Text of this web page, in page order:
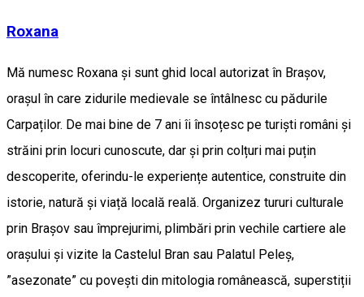
Roxana
Mă numesc Roxana și sunt ghid local autorizat în Brașov,
orașul în care zidurile medievale se întâlnesc cu pădurile
Carpaților. De mai bine de 7 ani îi însoțesc pe turiști români și
străini prin locuri cunoscute, dar și prin colțuri mai puțin
descoperite, oferindu-le experiențe autentice, construite din
istorie, natură și viață locală reală. Organizez tururi culturale
prin Brașov sau împrejurimi, plimbări prin vechile cartiere ale
orașului și vizite la Castelul Bran sau Palatul Peleș,
”asezonate” cu povești din mitologia românească, superstiții